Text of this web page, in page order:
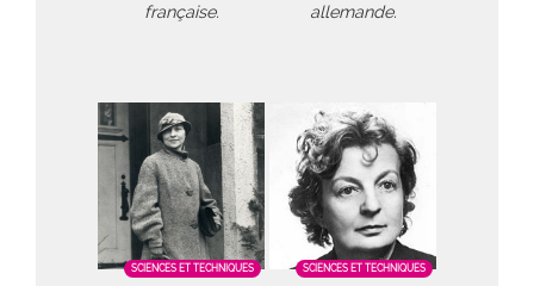
française.
allemande.
SCIENCES ET TECHNIQUES SCIENCES ET TECHNIQUES